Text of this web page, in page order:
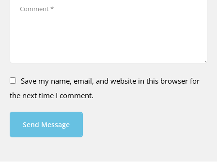
Save my name, email, and website in this browser for
the next time I comment.
Send Message